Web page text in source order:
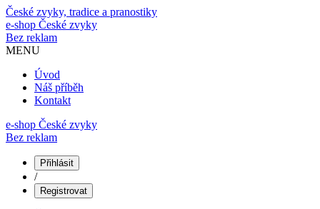
České zvyky, tradice a pranostiky
e-shop České zvyky
Bez reklam
MENU
Úvod
Náš příběh
Kontakt
e-shop České zvyky
Bez reklam
Přihlásit
/
Registrovat